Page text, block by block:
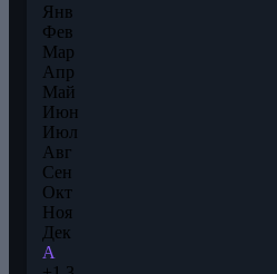
Янв
Фев
Мар
Апр
Май
Июн
Июл
Авг
Сен
Окт
Ноя
Дек
A